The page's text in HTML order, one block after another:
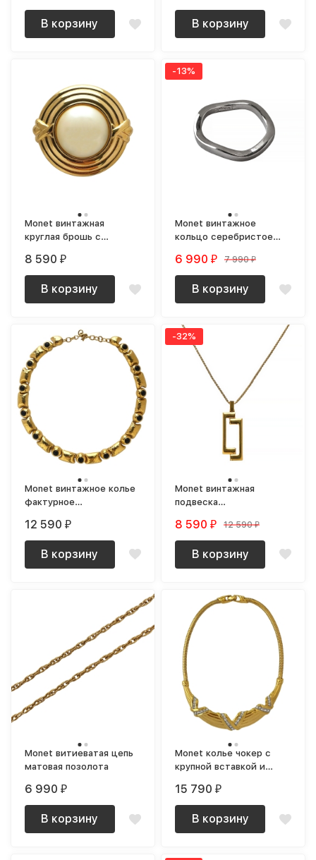
В корзину В корзину
Monet винтажная
круглая брошь с
позолоченнная
8 590 ₽
В корзину
-13%
Monet винтажное
кольцо серебристое
6 990 ₽ 7 990 ₽
В корзину
Monet винтажное колье
фактурное
кабошонами
12 590 ₽
В корзину
-32%
Monet винтажная
подвеска
на цепочке
8 590 ₽ 12 590 ₽
В корзину
Monet витиеватая цепь
матовая позолота
6 990 ₽
В корзину
Monet колье чокер с
крупной вставкой и
15 790 ₽
В корзину